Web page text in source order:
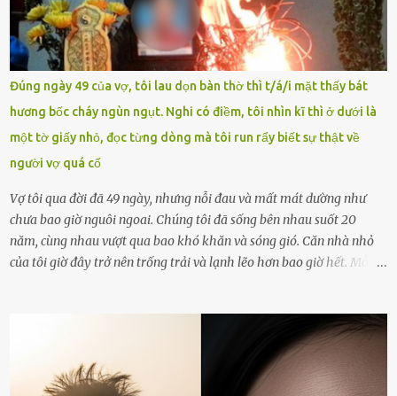
của nhà trường. Nam sinh này từng giành ngôi vô địch, mang về
vòng nguyệt quế cuộc thi tháng 1, quý I, Đường lên đỉnh Olympia
năm thứ 24. Quá trình giáo dục, học sinh Chu Ngọc Quang Vinh đã
nhận thức được nội dung bài viết của bản thân trên mạng xã hội
ngày 1.9 là chưa phù hợp nên đã chủ động gỡ bài viết và đăng bài
xin lỗi trên trang Facebook cá nhân. Chu Ngọc Quang Vinh làm việc
với cơ quan chức năng. Ảnh: Đơn vị cung...
Đúng ngày 49 của vợ, tôi lau dọn bàn thờ thì t/á/i mặt thấy bát
hương bốc cháy ngùn ngụt. Nghi có điềm, tôi nhìn kĩ thì ở dưới là
một tờ giấy nhỏ, đọc từng dòng mà tôi run rẩy biết sự thật về
người vợ quá cố
Vợ tôi qua đời đã 49 ngày, nhưng nỗi đau và mất mát dường như
chưa bao giờ nguôi ngoai. Chúng tôi đã sống bên nhau suốt 20
năm, cùng nhau vượt qua bao khó khăn và sóng gió. Căn nhà nhỏ
của tôi giờ đây trở nên trống trải và lạnh lẽo hơn bao giờ hết. Mỗi
rơi vào khoảng trống vô tận, chẳng còn muốn làm gì ngoài việc
ngồi lặng lẽ nhớ về cô ấy. Nhưng cuộc sống không cho phép tôi mãi
chìm đắm trong đau khổ. Họ hàng, bạn bè và những người thân
thiết đã đến bên, giúp tôi tổ chức tang lễ chu toàn. Và hôm nay là